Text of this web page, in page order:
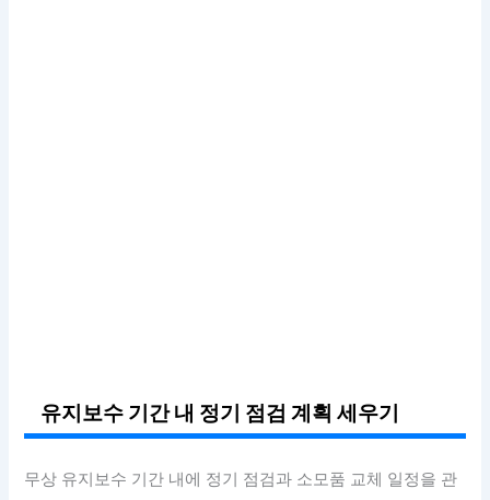
유지보수 기간 내 정기 점검 계획 세우기
무상 유지보수 기간 내에 정기 점검과 소모품 교체 일정을 관